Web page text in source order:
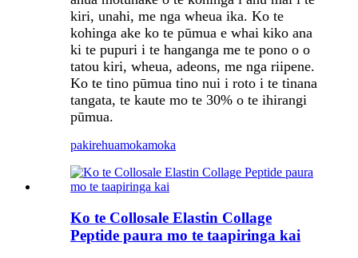
kiri, unahi, me nga wheua ika. Ko te
kohinga ake ko te pūmua e whai kiko ana
ki te pupuri i te hanganga me te pono o o
tatou kiri, wheua, adeons, me nga riipene.
Ko te tino pūmua tino nui i roto i te tinana
tangata, te kaute mo te 30% o te ihirangi
pūmua.
pakirehuamokamoka
Ko te Collosale Elastin Collage
Peptide paura mo te taapiringa kai